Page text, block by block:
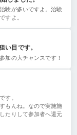
験が多いですよ。治験
すよ。
い目です。
加の大チャンスです！
す。
もんね。なので実施施
たりして参加者へ還元